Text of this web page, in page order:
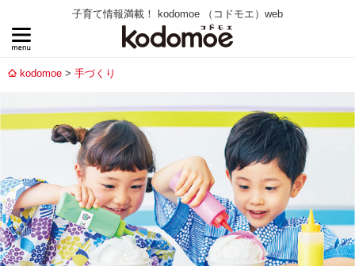
子育て情報満載！ kodomoe （コドモエ）web
kodomoe 手づくり